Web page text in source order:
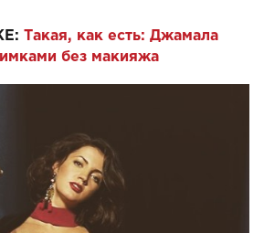
Такая, как есть: Джамала
без макияжа